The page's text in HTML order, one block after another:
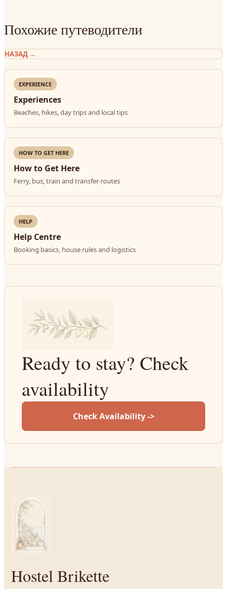
Похожие путеводители
НАЗАД →
EXPERIENCE
Experiences
Beaches, hikes, day trips and local tips
HOW TO GET HERE
How to Get Here
Ferry, bus, train and transfer routes
HELP
Help Centre
Booking basics, house rules and logistics
Ready to stay? Check
availability
Check Availability ->
Hostel Brikette